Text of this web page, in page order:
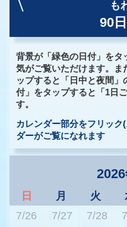
も
90
背景が「緑色の日付」をタ
気がご覧いただけます。ま
ップすると「日中と夜間」
付」をタップすると「1日
す。
カレンダー部分をフリッ
ダーがご覧になれます
日 月 火
7/26
7/27 7/28